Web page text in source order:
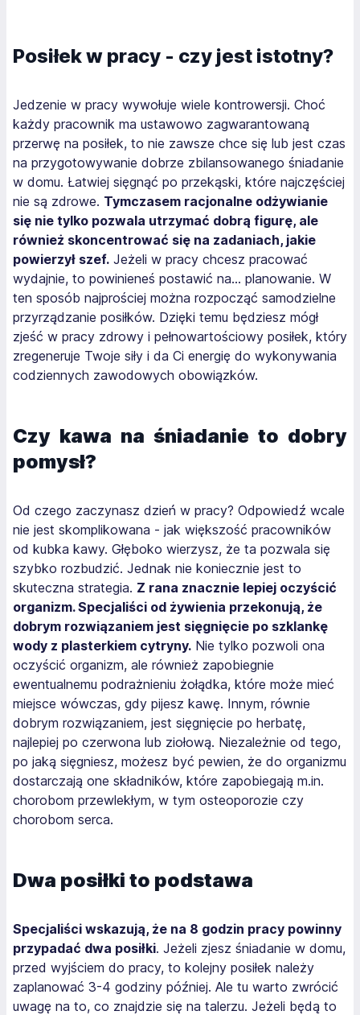
Posiłek w pracy - czy jest istotny?
Jedzenie w pracy wywołuje wiele kontrowersji. Choć
każdy pracownik ma ustawowo zagwarantowaną
przerwę na posiłek, to nie zawsze chce się lub jest czas
na przygotowywanie dobrze zbilansowanego śniadanie
w domu. Łatwiej sięgnąć po przekąski, które najczęściej
nie są zdrowe. Tymczasem racjonalne odżywianie
się nie tylko pozwala utrzymać dobrą figurę, ale
również skoncentrować się na zadaniach, jakie
powierzył szef. Jeżeli w pracy chcesz pracować
wydajnie, to powinieneś postawić na... planowanie. W
ten sposób najprościej można rozpocząć samodzielne
przyrządzanie posiłków. Dzięki temu będziesz mógł
zjeść w pracy zdrowy i pełnowartościowy posiłek, który
zregeneruje Twoje siły i da Ci energię do wykonywania
codziennych zawodowych obowiązków.
Czy kawa na śniadanie to dobry
pomysł?
Od czego zaczynasz dzień w pracy? Odpowiedź wcale
nie jest skomplikowana - jak większość pracowników
od kubka kawy. Głęboko wierzysz, że ta pozwala się
szybko rozbudzić. Jednak nie koniecznie jest to
skuteczna strategia. Z rana znacznie lepiej oczyścić
organizm. Specjaliści od żywienia przekonują, że
dobrym rozwiązaniem jest sięgnięcie po szklankę
wody z plasterkiem cytryny. Nie tylko pozwoli ona
oczyścić organizm, ale również zapobiegnie
ewentualnemu podrażnieniu żołądka, które może mieć
miejsce wówczas, gdy pijesz kawę. Innym, równie
dobrym rozwiązaniem, jest sięgnięcie po herbatę,
najlepiej po czerwona lub ziołową. Niezależnie od tego,
po jaką sięgniesz, możesz być pewien, że do organizmu
dostarczają one składników, które zapobiegają m.in.
chorobom przewlekłym, w tym osteoporozie czy
chorobom serca.
Dwa posiłki to podstawa
Specjaliści wskazują, że na 8 godzin pracy powinny
przypadać dwa posiłki. Jeżeli zjesz śniadanie w domu,
przed wyjściem do pracy, to kolejny posiłek należy
zaplanować 3-4 godziny później. Ale tu warto zwrócić
uwagę na to, co znajdzie się na talerzu. Jeżeli będą to